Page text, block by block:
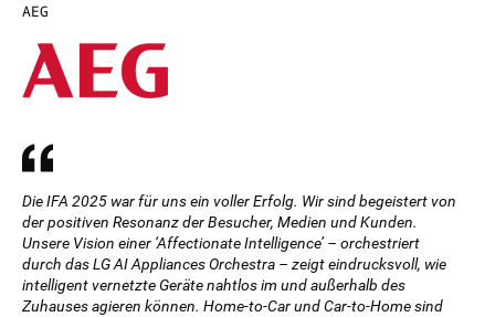
AEG
Die IFA 2025 war für uns ein voller Erfolg. Wir sind begeistert von
der positiven Resonanz der Besucher, Medien und Kunden.
Unsere Vision einer ‘Affectionate Intelligence’ – orchestriert
durch das LG AI Appliances Orchestra – zeigt eindrucksvoll, wie
intelligent vernetzte Geräte nahtlos im und außerhalb des
Zuhauses agieren können. Home-to-Car und Car-to-Home sind